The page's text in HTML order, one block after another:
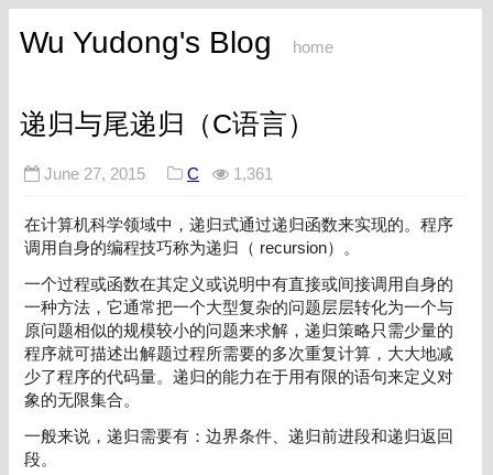
Wu Yudong's Blog home
递归与尾递归（C语言）
June 27, 2015 C 1,361
在计算机科学领域中，递归式通过递归函数来实现的。程序
调用自身的编程技巧称为递归（ recursion）。
一个过程或函数在其定义或说明中有直接或间接调用自身的
一种方法，它通常把一个大型复杂的问题层层转化为一个与
原问题相似的规模较小的问题来求解，递归策略只需少量的
程序就可描述出解题过程所需要的多次重复计算，大大地减
少了程序的代码量。递归的能力在于用有限的语句来定义对
象的无限集合。
一般来说，递归需要有：边界条件、递归前进段和递归返回
段。